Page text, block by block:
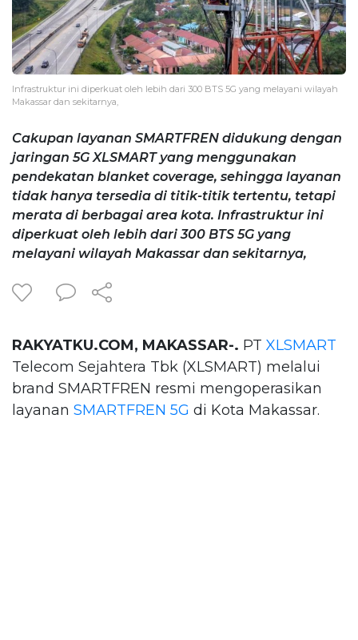
Infrastruktur ini diperkuat oleh lebih dari 300 BTS 5G yang melayani wilayah
Makassar dan sekitarnya,
Cakupan layanan SMARTFREN didukung dengan
jaringan 5G XLSMART yang menggunakan
pendekatan blanket coverage, sehingga layanan
tidak hanya tersedia di titik-titik tertentu, tetapi
merata di berbagai area kota. Infrastruktur ini
diperkuat oleh lebih dari 300 BTS 5G yang
melayani wilayah Makassar dan sekitarnya,
RAKYATKU.COM, MAKASSAR-. PT XLSMART
Telecom Sejahtera Tbk (XLSMART) melalui
brand SMARTFREN resmi mengoperasikan
layanan SMARTFREN 5G di Kota Makassar.